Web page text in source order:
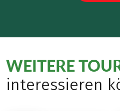
WEITERE
interessieren